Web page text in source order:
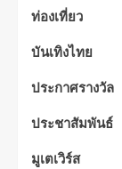
ท่องเที่ยว
บันเทิงไทย
ประกาศรางวัล
ประชาสัมพันธ์
มูเตเวิร์ส